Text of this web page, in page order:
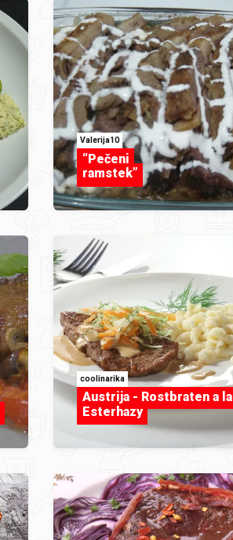
Valerija10
“Pečeni
ramstek”
coolinarika
Austrija - Rostbraten a la
Esterhazy